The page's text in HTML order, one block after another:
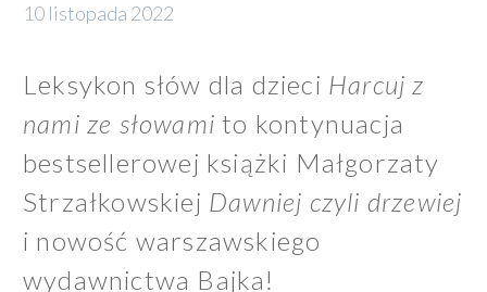
10 listopada 2022
Leksykon słów dla dzieci Harcuj z
nami ze słowami to kontynuacja
bestsellerowej książki Małgorzaty
Strzałkowskiej Dawniej czyli drzewiej
i nowość warszawskiego
wydawnictwa Bajka!